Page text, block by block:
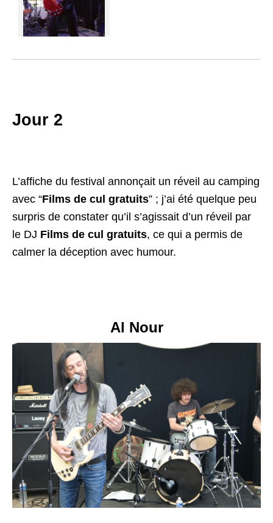
Jour 2
L’affiche du festival annonçait un réveil au camping
avec “Films de cul gratuits” ; j’ai été quelque peu
surpris de constater qu’il s’agissait d’un réveil par
le DJ Films de cul gratuits, ce qui a permis de
calmer la déception avec humour.
Al Nour